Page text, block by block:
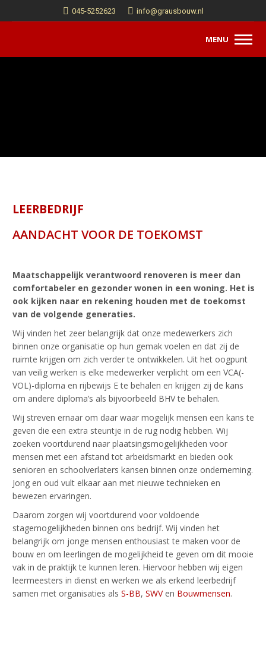
045-5252623 info@grausbouw.nl
MENU
LEERBEDRIJF
AANDACHT VOOR DE TOEKOMST
Maatschappelijkverantwoord renoveren is meer dan
comfortabeler en gezonder wonen in een woning. Het is
ook kijken naar en rekening houden met de toekomst
van de volgende generaties.
Wij vinden het zeer belangrijk dat onze medewerkers zich
binnen onze organisatie op hun gemak voelen en dat zij de
ruimte krijgen om zich verder te ontwikkelen. Uit het oogpunt
van veilig werken is elke medewerker verplicht om een VCA(-
VOL)-diploma en rijbewijs E te behalen en krijgen zij de kans
om andere diploma’s als bijvoorbeeld BHV te behalen.
Wij streven ernaar om daar waar mogelijk mensen een kans te
geven die een extra steuntje in de rug nodig hebben. Wij
zoeken voortdurend naar plaatsingsmogelijkheden voor
mensen met een afstand tot arbeidsmarkt en bieden ook
senioren en schoolverlaters kansen binnen onze onderneming.
Jong en oud vult elkaar aan met nieuwe technieken en
bewezen ervaringen.
Daarom zorgen wij voortdurend voor voldoende
stagemogelijkheden binnen ons bedrijf. Wij vinden het
belangrijk om jonge mensen enthousiast te maken voor de
bouw en om leerlingen de mogelijkheid te geven om dit mooie
vak in de praktijk te kunnen leren. Hiervoor hebben wij eigen
leermeesters in dienst en werken we als erkend leerbedrijf
samen met organisaties als S-BB, SWVen Bouwmensen.